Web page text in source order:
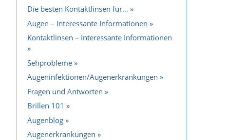
Die besten Kontaktlinsen für...
Augen – Interessante Informationen
Kontaktlinsen – Interessante Informationen
Sehprobleme
Augeninfektionen/Augenerkrankungen
Fragen und Antworten
Brillen 101
Augenblog
Augenerkrankungen